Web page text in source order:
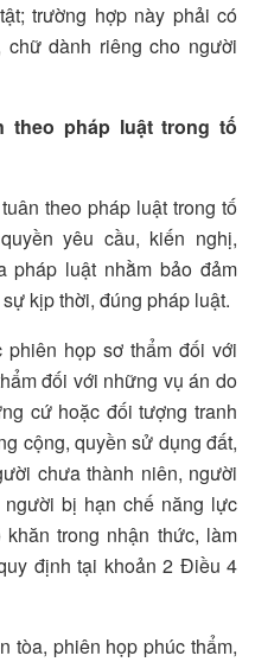
trường hợp này phải có
dành riêng cho người
theo pháp luật trong tố
theo pháp luật trong tố
yêu cầu, kiến nghị,
pháp luật nhằm bảo đảm
kịp thời, đúng pháp luật.
họp sơ thẩm đối với
đối với những vụ án do
cứ hoặc đối tượng tranh
cộng, quyền sử dụng đất,
chưa thành niên, người
bị hạn chế năng lực
trong nhận thức, làm
định tại khoản 2 Điều 4
tòa, phiên họp phúc thẩm,